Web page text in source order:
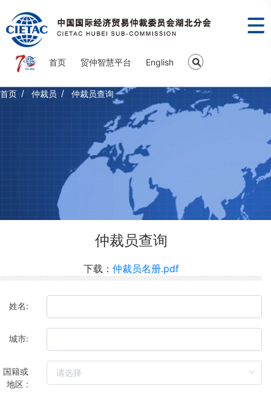
首页 贸仲智慧平台 English
首页 仲裁员 仲裁员查询
仲裁员查询
下载： 仲裁员名册.pdf
姓名:
城市:
国籍或
地区 :